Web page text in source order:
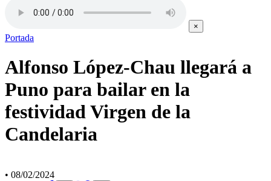
×
Portada
Alfonso López-Chau llegará a
Puno para bailar en la
festividad Virgen de la
Candelaria
• 08/02/2024